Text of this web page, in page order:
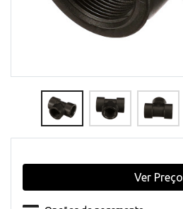
Ver Preço